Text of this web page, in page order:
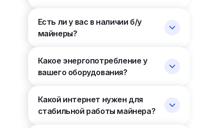
Есть ли у вас в наличии б/у
майнеры?
Какое энергопотребление у
вашего оборудования?
Какой интернет нужен для
стабильной работы майнера?